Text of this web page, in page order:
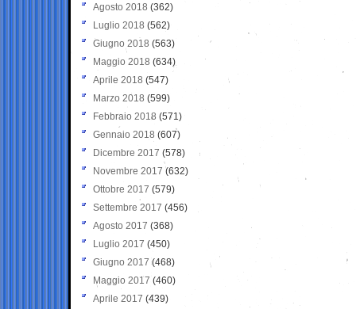
Agosto 2018 (362)
Luglio 2018 (562)
Giugno 2018 (563)
Maggio 2018 (634)
Aprile 2018 (547)
Marzo 2018 (599)
Febbraio 2018 (571)
Gennaio 2018 (607)
Dicembre 2017 (578)
Novembre 2017 (632)
Ottobre 2017 (579)
Settembre 2017 (456)
Agosto 2017 (368)
Luglio 2017 (450)
Giugno 2017 (468)
Maggio 2017 (460)
Aprile 2017 (439)